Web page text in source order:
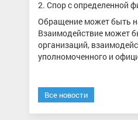
2. Спор с определенной
Обращение может быть
Взаимодействие может
организаций,
уполномоченного и
Все новости